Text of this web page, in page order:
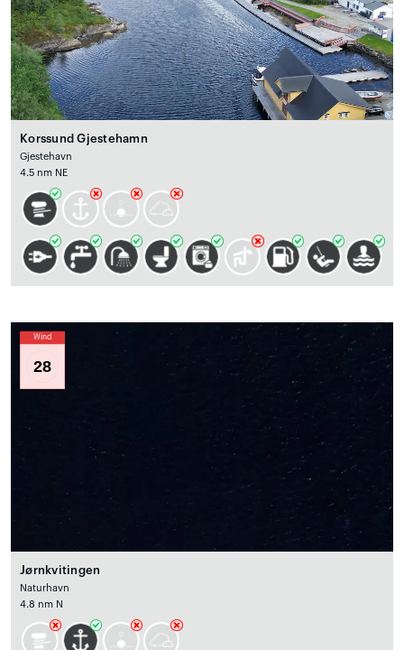
Korssund Gjestehamn
Gjestehavn
4.5 nm NE
Wind
28
Jørnkvitingen
Naturhavn
4.8 nm N